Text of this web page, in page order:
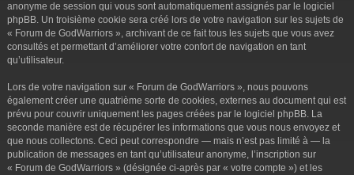
anonyme de session qui vous sont automatiquement assignés par le logiciel
phpBB. Un troisième cookie sera créé lors de votre navigation sur les sujets de
« Forum de GodWarriors », archivant de ce fait tous les sujets que vous avez
consultés et permettant d’améliorer votre confort de navigation en tant
qu’utilisateur.
Lors de votre navigation sur « Forum de GodWarriors », nous pouvons
également créer une quatrième sorte de cookies, externes au document qui est
prévu pour couvrir uniquement les pages créées par le logiciel phpBB. La
seconde manière est de récupérer les informations que vous nous envoyez et
que nous collectons. Ceci peut correspondre — mais n’est pas limité à — la
publication de messages en tant qu’utilisateur anonyme, l’inscription sur
« Forum de GodWarriors » (désignée ci-après par « votre compte ») et les